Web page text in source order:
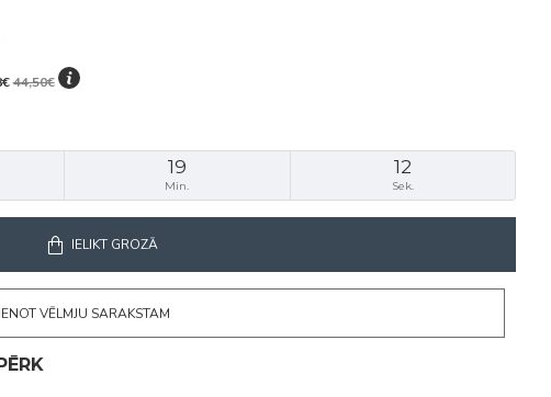
19
Min.
12
Sek.
44,50€
IELIKT GROZĀ
VĒLMJU SARAKSTAM